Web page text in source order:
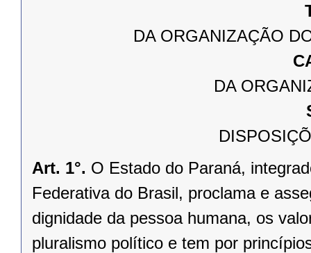
DA ORGANIZAÇÃO
DA
Art. 1°. O Estado do Paraná,
Federativa do Brasil, proclama e
dignidade da pessoa humana, os
pluralismo político e tem por